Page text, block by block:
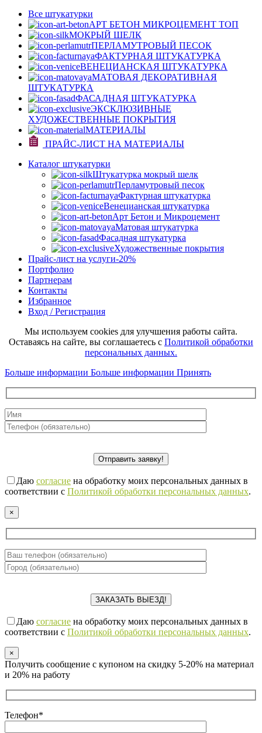
Все штукатурки
АРТ БЕТОН МИКРОЦЕМЕНТ ТОП
МОКРЫЙ ШЕЛК
ПЕРЛАМУТРОВЫЙ ПЕСОК
ФАКТУРНАЯ ШТУКАТУРКА
ВЕНЕЦИАНСКАЯ ШТУКАТУРКА
МАТОВАЯ ДЕКОРАТИВНАЯ
ШТУКАТУРКА
ФАСАДНАЯ ШТУКАТУРКА
ЭКСКЛЮЗИВНЫЕ
ХУДОЖЕСТВЕННЫЕ ПОКРЫТИЯ
МАТЕРИАЛЫ
ПРАЙС-ЛИСТ НА МАТЕРИАЛЫ
Каталог штукатурки
Штукатурка мокрый шелк
Перламутровый песок
Фактурная штукатурка
Венецианская штукатурка
Арт Бетон и Микроцемент
Матовая штукатурка
Фасадная штукатурка
Художественные покрытия
Прайс-лист на услуги-20%
Портфолио
Партнерам
Контакты
Избранное
Вход / Регистрация
Мы используем cookies для улучшения работы сайта.
Оставаясь на сайте, вы соглашаетесь с Политикой обработки
персональных данных.
Больше информации Больше информации Принять
Даю согласие на обработку моих персональных данных в
соответствии с Политикой обработки персональных данных.
×
Даю согласие на обработку моих персональных данных в
соответствии с Политикой обработки персональных данных.
×
Получить сообщение с купоном на скидку 5-20% на материал
и 20% на работу
Телефон*